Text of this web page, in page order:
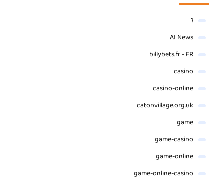
1
AI News
billybets.fr - FR
casino
casino-online
catonvillage.org.uk
game
game-casino
game-online
game-online-casino